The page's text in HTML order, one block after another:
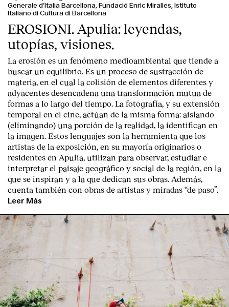
Generale d’Italia Barcellona, Fundació Enric Miralles, Istituto
Italiano di Cultura di Barcellona
EROSIONI. Apulia: leyendas,
utopías, visiones.
La erosión es un fenómeno medioambiental que tiende a
buscar un equilibrio. Es un proceso de sustracción de
materia, en el cual la colisión de elementos diferentes y
adyacentes desencadena una transformación mutua de
formas a lo largo del tiempo. La fotografía, y su extensión
temporal en el cine, actúan de la misma forma: aislando
(eliminando) una porción de la realidad, la identifican en
la imagen. Estos lenguajes son la herramienta que los
artistas de la exposición, en su mayoría originarios o
residentes en Apulia, utilizan para observar, estudiar e
interpretar el paisaje geográfico y social de la región, en la
que se inspiran y a la que dedican sus obras. Además,
cuenta también con obras de artistas y miradas “de paso”.
Leer Más